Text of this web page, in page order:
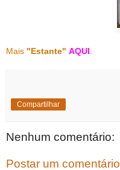
Mais "Estante" AQUI.
Compartilhar
Nenhum comentário:
Postar um comentário